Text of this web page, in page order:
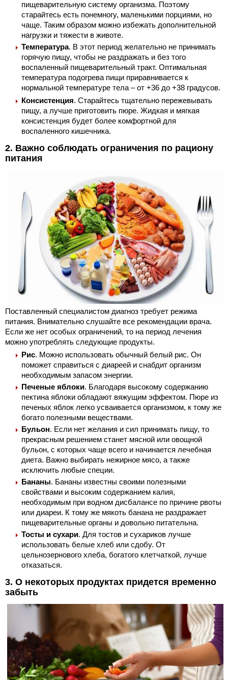
пищеварительную систему организма. Поэтому
старайтесь есть понемногу, маленькими порциями, но
чаще. Таким образом можно избежать дополнительной
нагрузки и тяжести в животе.
Температура. В этот период желательно не принимать
горячую пищу, чтобы не раздражать и без того
воспаленный пищеварительный тракт. Оптимальная
температура подогрева пищи приравнивается к
нормальной температуре тела – от +36 до +38 градусов.
Консистенция. Старайтесь тщательно пережевывать
пищу, а лучше приготовить пюре. Жидкая и мягкая
консистенция будет более комфортной для
воспаленного кишечника.
2. Важно соблюдать ограничения по рациону
питания
Поставленный специалистом диагноз требует режима
питания. Внимательно слушайте все рекомендации врача.
Если же нет особых ограничений, то на период лечения
можно употреблять следующие продукты.
Рис. Можно использовать обычный белый рис. Он
поможет справиться с диареей и снабдит организм
необходимым запасом энергии.
Печеные яблоки. Благодаря высокому содержанию
пектина яблоки обладают вяжущим эффектом. Пюре из
печеных яблок легко усваивается организмом, к тому же
богато полезными веществами.
Бульон. Если нет желания и сил принимать пищу, то
прекрасным решением станет мясной или овощной
бульон, с которых чаще всего и начинается лечебная
диета. Важно выбирать нежирное мясо, а также
исключить любые специи.
Бананы. Бананы известны своими полезными
свойствами и высоким содержанием калия,
необходимым при водном дисбалансе по причине рвоты
или диареи. К тому же мякоть банана не раздражает
пищеварительные органы и довольно питательна.
Тосты и сухари. Для тостов и сухариков лучше
использовать белые хлеб или сдобу. От
цельнозернового хлеба, богатого клетчаткой, лучше
отказаться.
3. О некоторых продуктах придется временно
забыть